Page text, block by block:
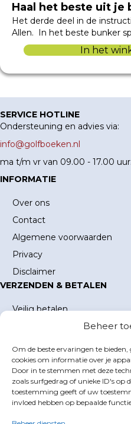
Beheer
Om de beste ervaringen te
cookies om informatie over je
Door in te stemmen met deze
zoals surfgedrag of unieke ID's op
toestemming geeft of uw
invloed hebben op bepaalde
Haal het beste uit je
Het derde deel in de
Allen. In het beste bunker
In het
SERVICE HOTLINE
Ondersteuning en advies via:
info@golfboeken.nl
ma t/m vr van 09.00 - 17.00
INFORMATIE
Over ons
Contact
Algemene voorwaarden
Privacy
Disclaimer
VERZENDEN & BETALEN
Veilig betalen
Verzending en
MIJN ACCOUNT
Mijn account
Winkelwagen